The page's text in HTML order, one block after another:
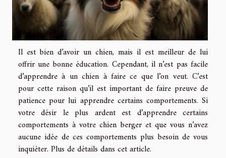
Il est bien d’avoir un chien, mais il est meilleur de lui
offrir une bonne éducation. Cependant, il n’est pas facile
d’apprendre à un chien à faire ce que l’on veut. C’est
pour cette raison qu’il est important de faire preuve de
patience pour lui apprendre certains comportements. Si
votre désir le plus ardent est d’apprendre certains
comportements à votre chien berger et que vous n’avez
aucune idée de ces comportements plus besoin de vous
inquiéter. Plus de détails dans cet article.